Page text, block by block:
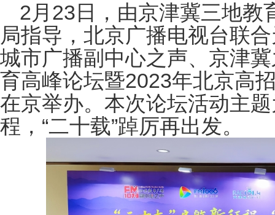
2月23日，由京津冀三地教
局指导，北京广播电视台联
城市广播副中心之声、京津
育高峰论坛暨2023年北京高
在京举办。本次论坛活动主
程，“二十载”踔厉再出发。